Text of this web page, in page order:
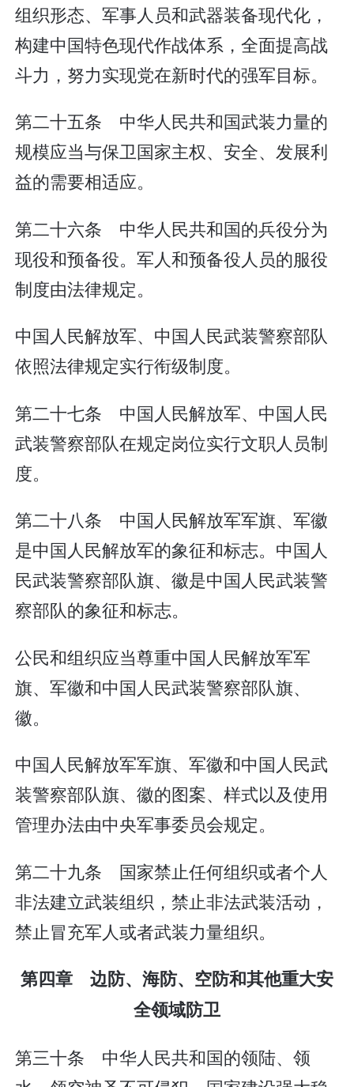
组织形态、军事人员和武器装备现代化，
构建中国特色现代作战体系，全面提高战
斗力，努力实现党在新时代的强军目标。
第二十五条 中华人民共和国武装力量的
规模应当与保卫国家主权、安全、发展利
益的需要相适应。
第二十六条 中华人民共和国的兵役分为
现役和预备役。军人和预备役人员的服役
制度由法律规定。
中国人民解放军、中国人民武装警察部队
依照法律规定实行衔级制度。
第二十七条 中国人民解放军、中国人民
武装警察部队在规定岗位实行文职人员制
度。
第二十八条 中国人民解放军军旗、军徽
是中国人民解放军的象征和标志。中国人
民武装警察部队旗、徽是中国人民武装警
察部队的象征和标志。
公民和组织应当尊重中国人民解放军军
旗、军徽和中国人民武装警察部队旗、
徽。
中国人民解放军军旗、军徽和中国人民武
装警察部队旗、徽的图案、样式以及使用
管理办法由中央军事委员会规定。
第二十九条 国家禁止任何组织或者个人
非法建立武装组织，禁止非法武装活动，
禁止冒充军人或者武装力量组织。
第四章 边防、海防、空防和其他重大安
全领域防卫
第三十条 中华人民共和国的领陆、领